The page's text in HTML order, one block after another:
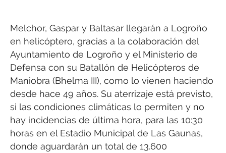
Melchor, Gaspar y Baltasar llegarán a Logroño
en helicóptero, gracias a la colaboración del
Ayuntamiento de Logroño y el Ministerio de
Defensa con su Batallón de Helicópteros de
Maniobra (Bhelma III), como lo vienen haciendo
desde hace 49 años. Su aterrizaje está previsto,
si las condiciones climáticas lo permiten y no
hay incidencias de última hora, para las 10:30
horas en el Estadio Municipal de Las Gaunas,
donde aguardarán un total de 13.600